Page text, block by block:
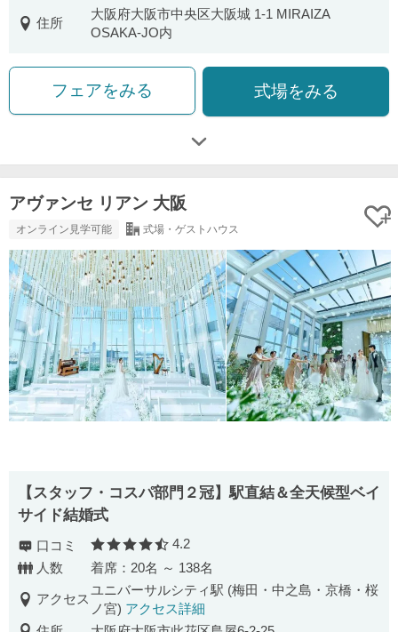
住所
大阪府大阪市中央区大阪城 1-1 MIRAIZA
OSAKA-JO内
フェアをみる 式場をみる
アヴァンセ リアン 大阪
オンライン見学可能 式場・ゲストハウス
【スタッフ・コスパ部門２冠】駅直結＆全天候型ベイ
サイド結婚式
口コミ 口コミ評価
4.2
人数
着席：20名 ～ 138名
アクセス
ユニバーサルシティ駅 (梅田・中之島・京橋・桜
ノ宮) アクセス詳細